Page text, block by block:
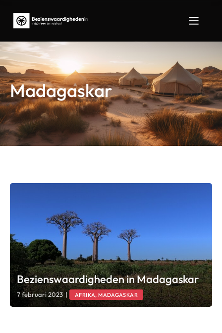
Madagaskar
Bezienswaardigheden in Madagaskar
7 februari 2023 | AFRIKA, MADAGASKAR